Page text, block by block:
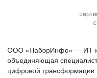
ООО «НаборИнфо» —
объединяющая
цифровой трансформации